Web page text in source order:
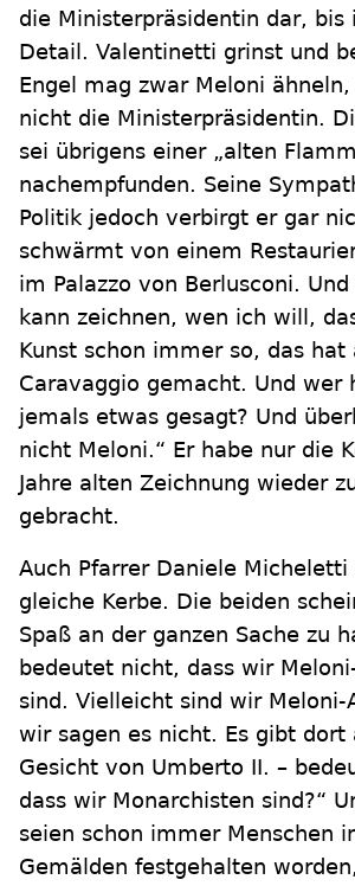
die Ministerpräsidentin dar, bis
Detail. Valentinetti grinst und
Engel mag zwar Meloni
nicht die Ministerpräsidentin.
sei übrigens einer „alten
nachempfunden. Seine
Politik jedoch verbirgt er gar
schwärmt von einem
im Palazzo von Berlusconi.
kann zeichnen, wen ich will,
Kunst schon immer so, das hat
Caravaggio gemacht. Und wer
jemals etwas gesagt? Und
nicht Meloni.“ Er habe nur die
Jahre alten Zeichnung wieder
gebracht.
Auch Pfarrer Daniele
gleiche Kerbe. Die beiden
Spaß an der ganzen Sache zu
bedeutet nicht, dass wir
sind. Vielleicht sind wir Meloni-
wir sagen es nicht. Es gibt dort
Gesicht von Umberto II. –
dass wir Monarchisten sind?“
seien schon immer Menschen
Gemälden festgehalten